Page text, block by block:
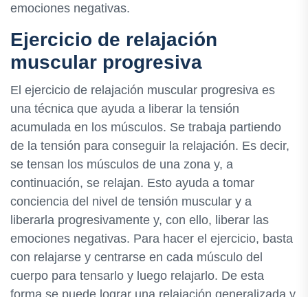
emociones negativas.
Ejercicio de relajación
muscular progresiva
El ejercicio de relajación muscular progresiva es
una técnica que ayuda a liberar la tensión
acumulada en los músculos. Se trabaja partiendo
de la tensión para conseguir la relajación. Es decir,
se tensan los músculos de una zona y, a
continuación, se relajan. Esto ayuda a tomar
conciencia del nivel de tensión muscular y a
liberarla progresivamente y, con ello, liberar las
emociones negativas. Para hacer el ejercicio, basta
con relajarse y centrarse en cada músculo del
cuerpo para tensarlo y luego relajarlo. De esta
forma se puede lograr una relajación generalizada y